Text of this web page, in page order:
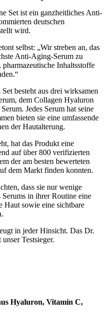
Set ist ein ganzheitliches Anti-
deutschen
wird.
selbst: „Wir streben an, das
Anti-Aging-Serum zu
Inhaltsstoffe
besteht aus drei wirksamen
dem Collagen Hyaluron
Jedes Serum hat seine
bieten sie eine umfassende
der Hautalterung.
hat das Produkt eine
auf über 800 verifizierten
der am besten bewerteten
dem Markt finden konnten.
dass sie nur wenige
in ihrer Routine eine
Haut sowie eine sichtbare
in jeder Hinsicht. Das Dr.
Testsieger.
Hyaluron, Vitamin C,